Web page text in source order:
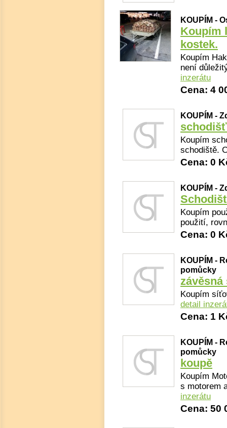
KOUPÍM -
Koupím
kostek.
Koupím
není
inzerátu
Cena: 4
KOUPÍM -
Koupím
schodiště.
Cena: 0
KOUPÍM -
Koupím
použití,
Cena: 0
KOUPÍM -
pomůcky
Koupím
detail
Cena: 1
KOUPÍM -
pomůcky
koupě
Koupím
s motorem
inzerátu
Cena: 50